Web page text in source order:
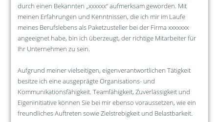
durch einen Bekannten „xxxxxx“ aufmerksam geworden. Mit
meinen Erfahrungen und Kenntnissen, die ich mir im Laufe
meines Berufslebens als Paketzusteller bei der Firma xxxxxxx
angeeignet habe, bin ich überzeugt, der richtige Mitarbeiter für
Ihr Unternehmen zu sein.
Aufgrund meiner vielseitigen, eigenverantwortlichen Tätigkeit
besitze ich eine ausgeprägte Organisations- und
Kommunikationsfähigkeit. Teamfähigkeit, Zuverlässigkeit und
Eigeninitiative können Sie bei mir ebenso voraussetzen, wie ein
freundliches Auftreten sowie Zielstrebigkeit und Belastbarkeit.